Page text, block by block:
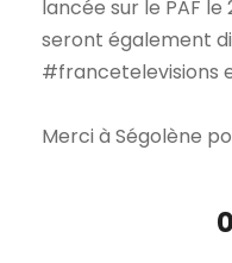
lancée sur le PAF
seront également
#francetelevisions
Merci à Ségolène
0